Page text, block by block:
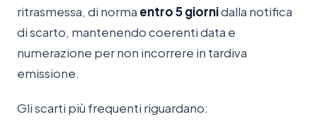
ritrasmessa, di norma entro 5 giornidalla notifica
di scarto, mantenendo coerenti data e
numerazione per non incorrere in tardiva
emissione.
Gli scarti più frequenti riguardano: